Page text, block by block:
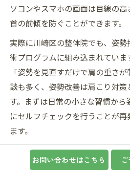
ソコンやスマホの画面は目線の高
首の前傾を防ぐことができます。
実際に川崎区の整体院でも、姿
術プログラムに組み込まれていま
「姿勢を見直すだけで肩の重さ
談も多く、姿勢改善は肩こり対
す。まずは日常の小さな習慣か
にセルフチェックを行うことが
ます。
肩こり改善に必要な生活リ
お問い合わせはこちら